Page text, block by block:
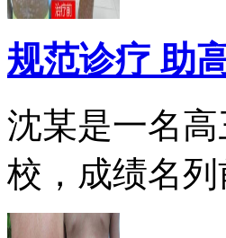
规范诊疗 助
沈某是一名
校，成绩名